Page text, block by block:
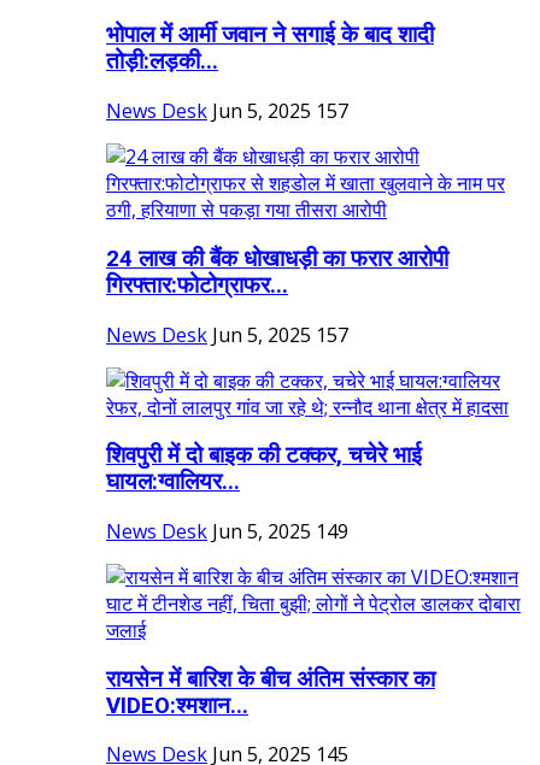
भोपाल में आर्मी जवान ने सगाई के बाद शादी
तोड़ी:लड़की...
News Desk Jun 5, 2025 157
24 लाख की बैंक धोखाधड़ी का फरार आरोपी
गिरफ्तार:फोटोग्राफर...
News Desk Jun 5, 2025 157
शिवपुरी में दो बाइक की टक्कर, चचेरे भाई
घायल:ग्वालियर...
News Desk Jun 5, 2025 149
रायसेन में बारिश के बीच अंतिम संस्कार का
VIDEO:श्मशान...
News Desk Jun 5, 2025 145